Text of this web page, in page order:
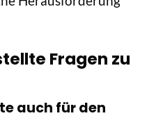
Fragen zu
auch für den